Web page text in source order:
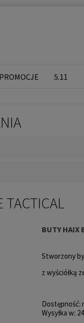
PROMOCJE 5.11
TACTICAL
BUTY HAIX
Stworzony
z wyściółką
Dostępność:
Wysyłka w: